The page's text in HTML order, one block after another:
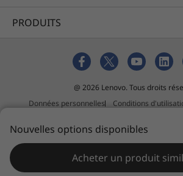
PRODUITS
@ 2026 Lenovo. Tous droits
Données personnelles
Conditions
Slavery and human trafficking act
Nouvelles options disponibles
Acheter un produit